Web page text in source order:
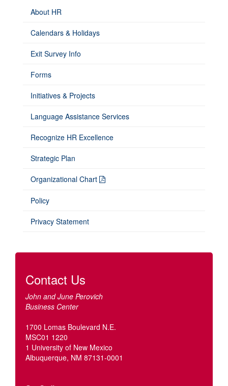
About HR
Calendars & Holidays
Exit Survey Info
Forms
Initiatives & Projects
Language Assistance Services
Recognize HR Excellence
Strategic Plan
Organizational Chart
Policy
Privacy Statement
Contact Us
John and June Perovich
Business Center
1700 Lomas Boulevard N.E.
MSC01 1220
1 University of New Mexico
Albuquerque, NM 87131-0001